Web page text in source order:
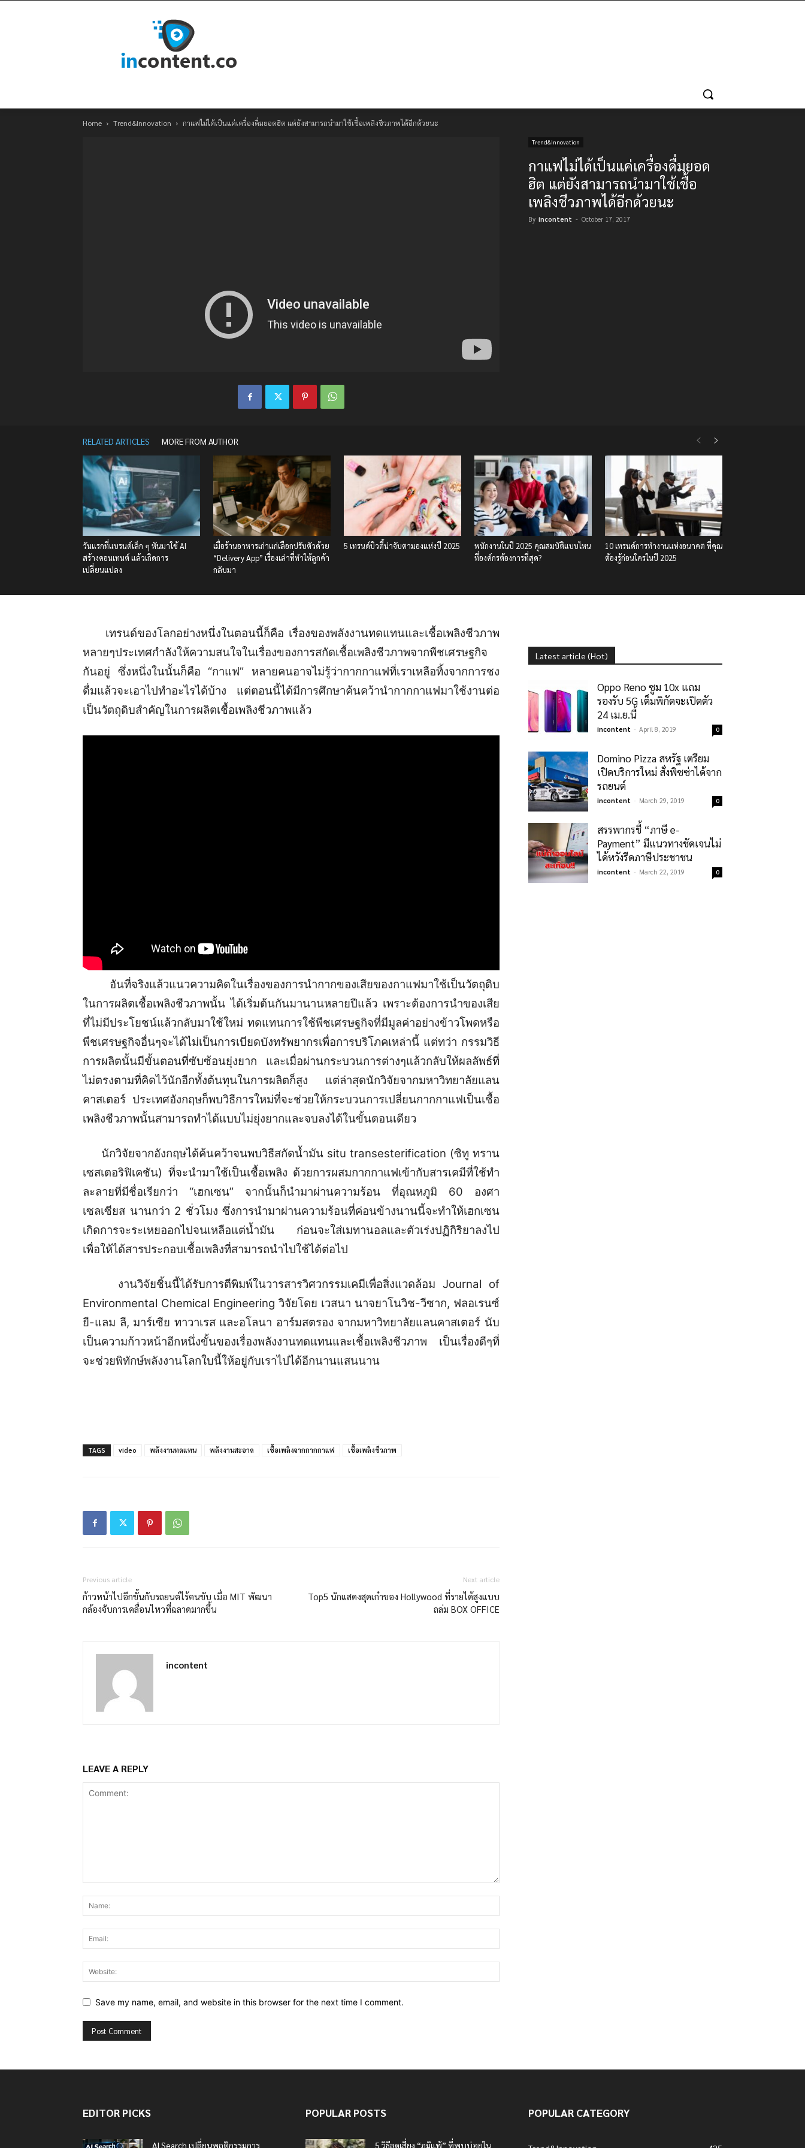
Home Trend&Innovation กาแฟไม่ได้เป็นแค่เครื่องดื่มยอดฮิต แต่ยังสามารถนำมาใช้เชื้อเพลิงชีวภาพได้อีกด้วยนะ
Trend&Innovation
กาแฟไม่ได้เป็นแค่เครื่องดื่มยอด
ฮิต แต่ยังสามารถนำมาใช้เชื้อ
เพลิงชีวภาพได้อีกด้วยนะ
By incontent - October 17, 2017
RELATED ARTICLES MORE FROM AUTHOR
วันแรกที่แบรนด์เล็ก ๆ หันมาใช้ AI
สร้างคอนเทนต์ แล้วเกิดการ
เปลี่ยนแปลง
เมื่อร้านอาหารเก่าแก่เลือกปรับตัวด้วย
“Delivery App” เรื่องเล่าที่ทำให้ลูกค้า
กลับมา
5 เทรนด์บิวตี้น่าจับตามองแห่งปี 2025
พนักงานในปี 2025 คุณสมบัติแบบไหน
ที่องค์กรต้องการที่สุด?
10 เทรนด์การทำงานแห่งอนาคต ที่คุณ
ต้องรู้ก่อนใครในปี 2025
เทรนด์ของโลกอย่างหนึ่งในตอนนี้ก็คือ เรื่องของพลังงานทดแทนและเชื้อเพลิงชีวภาพ
หลายๆประเทศกำลังให้ความสนใจในเรื่องของการสกัดเชื้อเพลิงชีวภาพจากพืชเศรษฐกิจ
กันอยู่ ซึ่งหนึ่งในนั้นก็คือ “กาแฟ” หลายคนอาจไม่รู้ว่ากากกาแฟที่เราเหลือทิ้งจากการชง
ดื่มแล้วจะเอาไปทำอะไรได้บ้าง แต่ตอนนี้ได้มีการศึกษาค้นคว้านำกากกาแฟมาใช้งานต่อ
เป็นวัตถุดิบสำคัญในการผลิตเชื้อเพลิงชีวภาพแล้ว
อันที่จริงแล้วแนวความคิดในเรื่องของการนำกากของเสียของกาแฟมาใช้เป็นวัตถุดิบ
ในการผลิตเชื้อเพลิงชีวภาพนั้น ได้เริ่มต้นกันมานานหลายปีแล้ว เพราะต้องการนำของเสีย
ที่ไม่มีประโยชน์แล้วกลับมาใช้ใหม่ ทดแทนการใช้พืชเศรษฐกิจที่มีมูลค่าอย่างข้าวโพดหรือ
พืชเศรษฐกิจอื่นๆจะได้ไม่เป็นการเบียดบังทรัพยากรเพื่อการบริโภคเหล่านี้ แต่ทว่า กรรมวิธี
การผลิตนั้นมีขั้นตอนที่ซับซ้อนยุ่งยาก และเมื่อผ่านกระบวนการต่างๆแล้วกลับให้ผลลัพธ์ที่
ไม่ตรงตามที่คิดไว้นักอีกทั้งต้นทุนในการผลิตก็สูง แต่ล่าสุดนักวิจัยจากมหาวิทยาลัยแลน
คาสเตอร์ ประเทศอังกฤษก็พบวิธีการใหม่ที่จะช่วยให้กระบวนการเปลี่ยนกากกาแฟเป็นเชื้อ
เพลิงชีวภาพนั้นสามารถทำได้แบบไม่ยุ่งยากและจบลงได้ในขั้นตอนเดียว
นักวิจัยจากอังกฤษได้ค้นคว้าจนพบวิธีสกัดน้ำมัน situ transesterification (ซิทู ทราน
เซสเตอริฟิเคชัน) ที่จะนำมาใช้เป็นเชื้อเพลิง ด้วยการผสมกากกาแฟเข้ากับสารเคมีที่ใช้ทำ
ละลายที่มีชื่อเรียกว่า “เฮกเซน” จากนั้นก็นำมาผ่านความร้อน ที่อุณหภูมิ 60 องศา
เซลเซียส นานกว่า 2 ชั่วโมง ซึ่งการนำมาผ่านความร้อนที่ค่อนข้างนานนี้จะทำให้เฮกเซน
เกิดการจะระเหยออกไปจนเหลือแต่น้ำมัน ก่อนจะใส่เมทานอลและตัวเร่งปฏิกิริยาลงไป
เพื่อให้ได้สารประกอบเชื้อเพลิงที่สามารถนำไปใช้ได้ต่อไป
งานวิจัยชิ้นนี้ได้รับการตีพิมพ์ในวารสารวิศวกรรมเคมีเพื่อสิ่งแวดล้อม Journal of
Environmental Chemical Engineering วิจัยโดย เวสนา นาจยาโนวิช-วีซาก, ฟลอเรนซ์
ยี-แลม ลี, มาร์เซีย ทาวาเรส และอโลนา อาร์มสตรอง จากมหาวิทยาลัยแลนคาสเตอร์ นับ
เป็นความก้าวหน้าอีกหนึ่งขั้นของเรื่องพลังงานทดแทนและเชื้อเพลิงชีวภาพ เป็นเรื่องดีๆที่
จะช่วยพิทักษ์พลังงานโลกใบนี้ให้อยู่กับเราไปได้อีกนานแสนนาน
TAGS video พลังงานทดแทน พลังงานสะอาด เชื้อเพลิงจากกากกาแฟ เชื้อเพลิงชีวภาพ
Previous article
ก้าวหน้าไปอีกขั้นกับรถยนต์ไร้คนขับ เมื่อ MIT พัฒนา
กล้องจับการเคลื่อนไหวที่ฉลาดมากขึ้น
Next article
Top5 นักแสดงสุดเก๋าของ Hollywood ที่รายได้สูงแบบ
ถล่ม BOX OFFICE
incontent
LEAVE A REPLY
Save my name, email, and website in this browser for the next time I comment.
Latest article (Hot)
Oppo Reno ซูม 10x แถม
รองรับ 5G เต็มพิกัดจะเปิดตัว
24 เม.ย.นี้
incontent - April 8, 2019 0
Domino Pizza สหรัฐ เตรียม
เปิดบริการใหม่ สั่งพิซซ่าได้จาก
รถยนต์
incontent - March 29, 2019 0
สรรพากรชี้ “ภาษี e-
Payment” มีแนวทางชัดเจนไม่
ได้หวังรีดภาษีประชาชน
incontent - March 22, 2019 0
EDITOR PICKS
AI Search เปลี่ยนพฤติกรรมการ
POPULAR POSTS
5 วิธีลดเสี่ยง “ภูมิแพ้” ที่พบบ่อยใน
POPULAR CATEGORY